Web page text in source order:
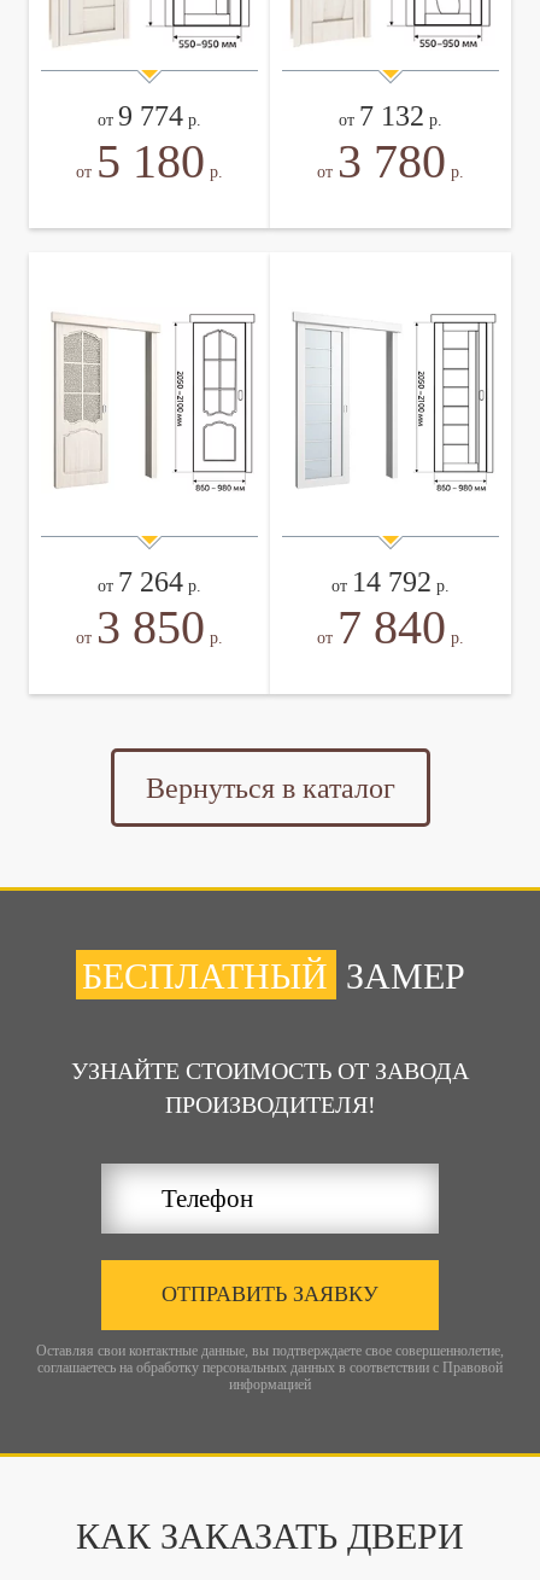
от 9 774 р.
от 5 180 р.
от 7 132 р.
от 3 780 р.
от 7 264 р.
от 3 850 р.
от 14 792 р.
от 7 840 р.
Вернуться в каталог
БЕСПЛАТНЫЙ ЗАМЕР
УЗНАЙТЕ СТОИМОСТЬ ОТ ЗАВОДА
ПРОИЗВОДИТЕЛЯ!
ОТПРАВИТЬ ЗАЯВКУ
Оставляя свои контактные данные, вы подтверждаете свое совершеннолетие,
соглашаетесь на обработку персональных данных в соответствии с Правовой
информацией
КАК ЗАКАЗАТЬ ДВЕРИ